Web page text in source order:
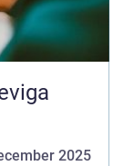
2025